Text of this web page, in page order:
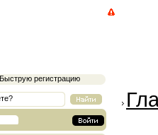
регистрацию